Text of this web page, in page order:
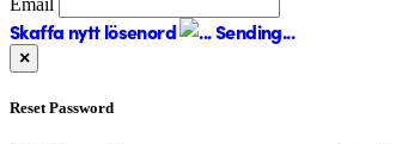
Email
Skaffa nytt lösenord Sending...
×
Reset Password